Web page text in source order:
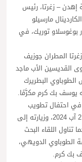
إهدن – زغرتا، رئيس
مارسيلو
بوغوسلاو توريك، في
المطران جوزيف
القديسين الأب ماجد
البطريرك
يوسف بك كرم مكرَّمًا.
في احتفال تطويب
البطريرك الدويهي الذي أُقيم في بكركي في 2 آب 2024، وزيارته إلى
قداس الشكر في 3 آب. كما تناول اللقاء البحث
الطوباوي الدويهي،
بك كرم.